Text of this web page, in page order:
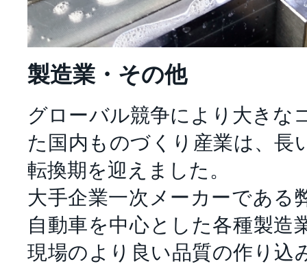
製造業・その他
グローバル競争により大きな
た国内ものづくり産業は、長
転換期を迎えました。
大手企業一次メーカーである
自動車を中心とした各種製造
現場のより良い品質の作り込